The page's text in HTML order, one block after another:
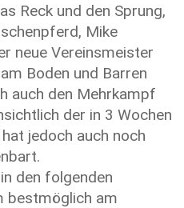
Reck und den Sprung,
Mike
neue Vereinsmeister
Boden und Barren
auch den Mehrkampf
der in 3 Wochen
jedoch auch noch
den folgenden
bestmöglich am